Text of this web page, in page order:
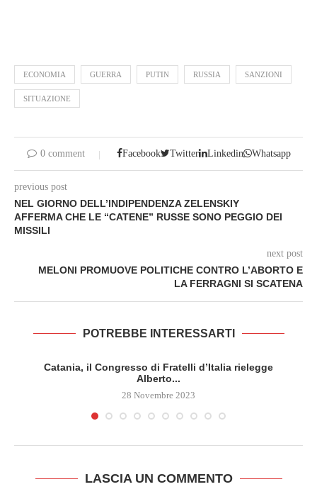
ECONOMIA GUERRA PUTIN RUSSIA SANZIONI
SITUAZIONE
0 comment Facebook Twitter Linkedin Whatsapp
previous post
NEL GIORNO DELL’INDIPENDENZA ZELENSKIY
AFFERMA CHE LE “CATENE” RUSSE SONO PEGGIO DEI
MISSILI
next post
MELONI PROMUOVE POLITICHE CONTRO L’ABORTO E
LA FERRAGNI SI SCATENA
POTREBBE INTERESSARTI
Catania, il Congresso di Fratelli d’Italia rielegge
Alberto...
28 Novembre 2023
LASCIA UN COMMENTO